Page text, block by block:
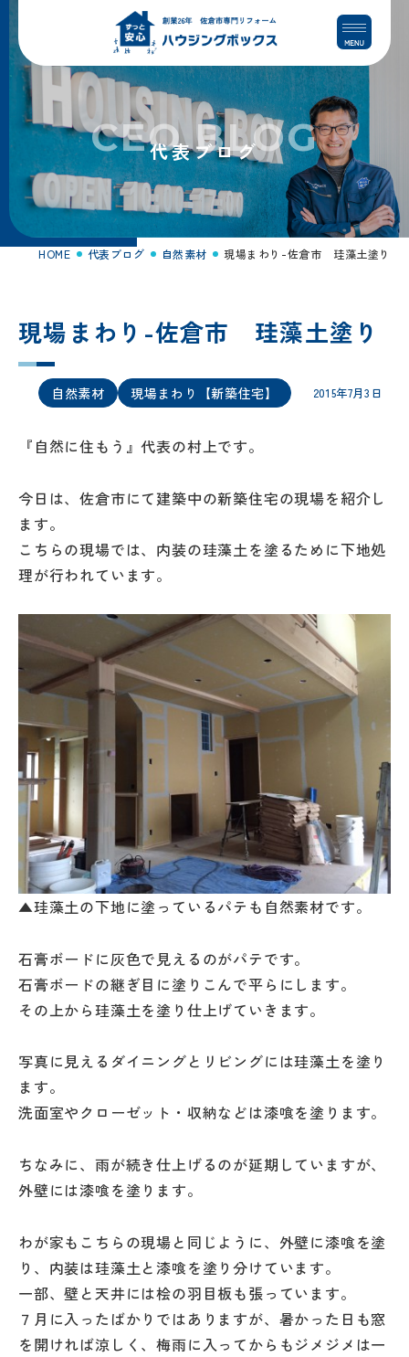
コ
テ
ン
ス
ナ
ゲ
ー
ン
代表ブログ
CEO BLOG
HOME 代表ブログ 自然素材 現場まわり-佐倉市 珪藻土塗り
現場まわり-佐倉市 珪藻土塗り
自然素材 現場まわり【新築住宅】 2015年7月3日
『自然に住もう』代表の村上です。
今日は、佐倉市にて建築中の新築住宅の現場を紹介し
ます。
こちらの現場では、内装の珪藻土を塗るために下地処
理が行われています。
▲珪藻土の下地に塗っているパテも自然素材です。
石膏ボードに灰色で見えるのがパテです。
石膏ボードの継ぎ目に塗りこんで平らにします。
その上から珪藻土を塗り仕上げていきます。
写真に見えるダイニングとリビングには珪藻土を塗り
ます。
洗面室やクローゼット・収納などは漆喰を塗ります。
ちなみに、雨が続き仕上げるのが延期していますが、
外壁には漆喰を塗ります。
わが家もこちらの現場と同じように、外壁に漆喰を塗
り、内装は珪藻土と漆喰を塗り分けています。
一部、壁と天井には桧の羽目板も張っています。
７月に入ったばかりではありますが、暑かった日も窓
を開ければ涼しく、梅雨に入ってからもジメジメは一